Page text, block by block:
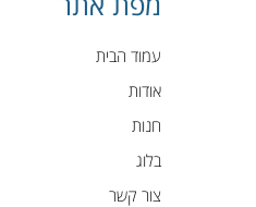
עמוד הבית
אודות
חנות
בלוג
צור קשר